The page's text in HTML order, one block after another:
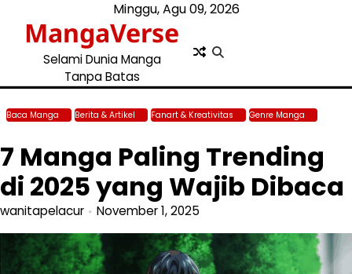
content
Minggu, Agu 09, 2026
MangaVerse
Selami Dunia Manga
Tanpa Batas
Baca Manga Berita & Artikel Fanart & Kreativitas Genre Manga
7 Manga Paling Trending
di 2025 yang Wajib Dibaca
wanitapelacur November 1, 2025